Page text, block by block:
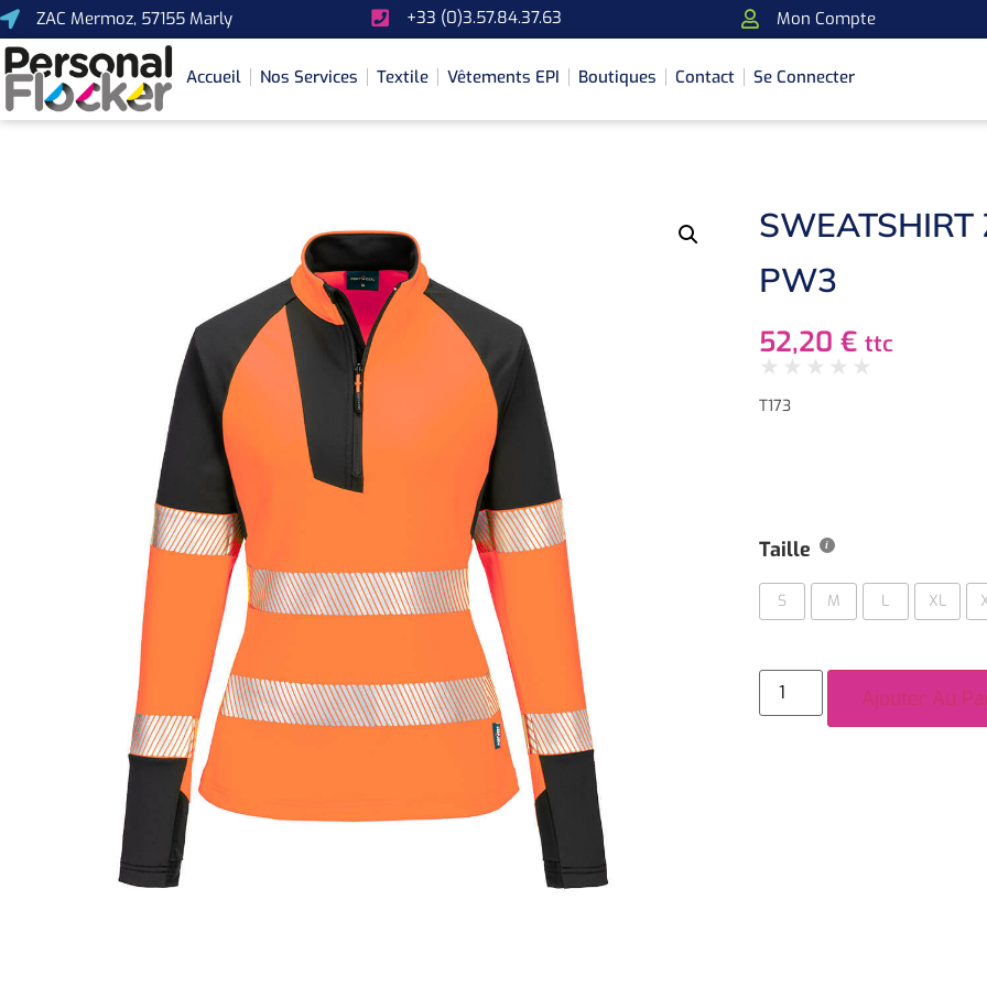
ZAC Mermoz, 57155 Marly +33 (0)3.57.84.37.63 Mon Compte
Accueil Nos Services Textile Vêtements EPI Boutiques Contact Se Connecter
SWEATSHIRT
PW3
52,20 € ttc
★ ★ ★ ★ ★
T173
Taille
S M L XL
Ajouter Au